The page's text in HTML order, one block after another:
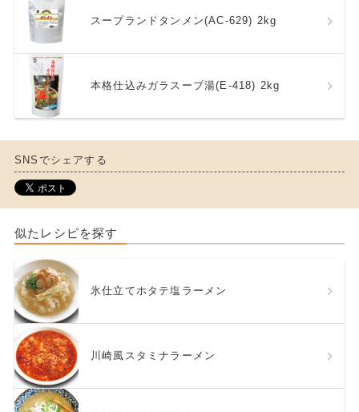
スープランドタンメン(AC-629) 2kg
本格仕込みガラスープ湯(E-418) 2kg
SNSでシェアする
似たレシピを探す
氷仕立てホタテ塩ラーメン
川崎風スタミナラーメン